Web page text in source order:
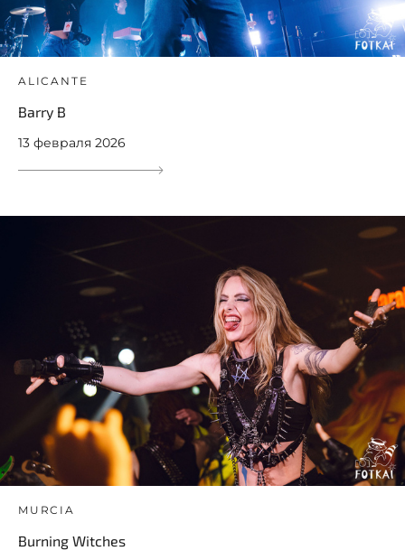
ALICANTE
Barry B
13 февраля 2026
MURCIA
Burning Witches